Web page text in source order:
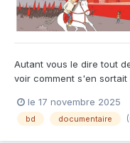
Autant vous le dire tout
voir comment s'en sortait
vulgarisation, du tri ou
trouvé ses contenus
le 17 novembre 2025
bd documentaire